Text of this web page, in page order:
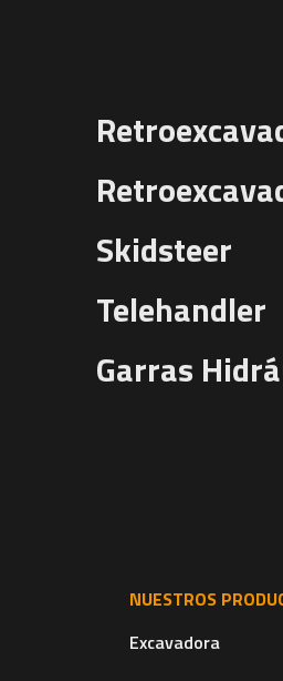
Skidsteer
Telehandler
Garras
NUESTROS
Excavadora